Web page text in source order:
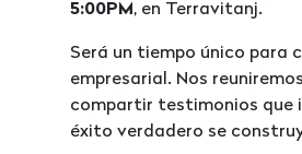
5:00PM, en Terravitanj.
Será un tiempo único para
empresarial. Nos
compartir testimonios que
éxito verdadero se